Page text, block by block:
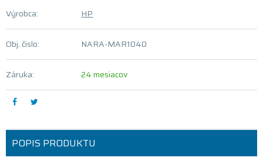
Výrobca: HP
Obj. čislo: NARA-MAR1040
Záruka: 24 mesiacov
POPIS PRODUKTU